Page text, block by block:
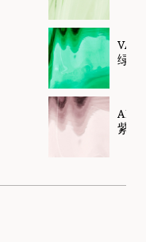
VA
绿色
AM
紫水